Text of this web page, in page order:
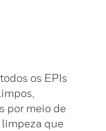
os EPIs
por meio de
que